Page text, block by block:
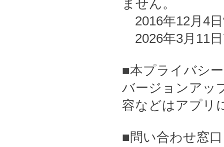
ません。
2016年12月4
2026年3月11
■本プライバシ
バージョンアッ
容などはアプリ
■問い合わせ窓口